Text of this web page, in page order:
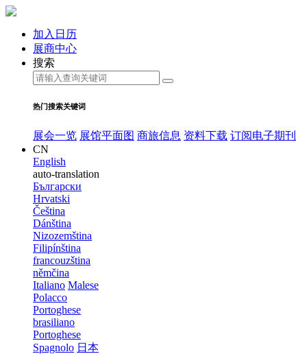
加入日历
展商中心
搜索
热门搜索关键词
展会一览 展馆平面图 商旅信息 资料下载 订阅电子期刊
CN
English
auto-translation
Български
Hrvatski
Čeština
Dánština
Nizozemština
Filipínština
francouzština
němčina
Italiano Malese
Polacco
Portoghese
brasiliano
Portoghese
Spagnolo 日本